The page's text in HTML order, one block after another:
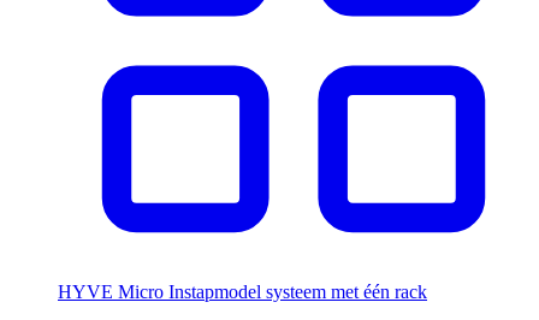
HYVE Micro Instapmodel systeem met één rack